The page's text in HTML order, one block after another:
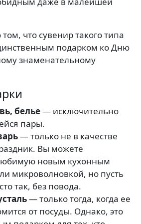
что сувенир такого типа
подарком ко Дню
знаменательному
белье— исключительно
пары.
— только не в качестве
Вы можете
новым кухонным
микроволновкой, но пусть
так, без повода.
— только тогда, когда ее
от посуды. Однако, это